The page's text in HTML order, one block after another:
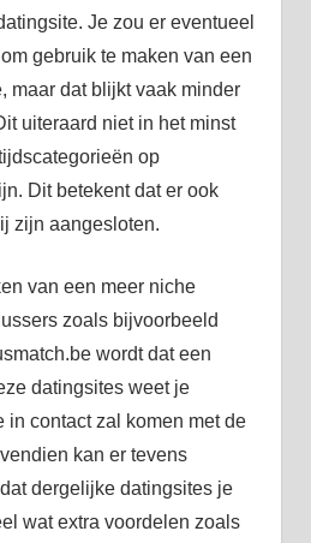
Je zou er eventueel
gebruik te maken van een
maar dat blijkt vaak minder
uiteraard niet in het minst
op
Dit betekent dat er ook
zijn aangesloten.
van een meer niche
zoals bijvoorbeeld
wordt dat een
datingsites weet je
in contact zal komen met de
kan er tevens
dergelijke datingsites je
wat extra voordelen zoals